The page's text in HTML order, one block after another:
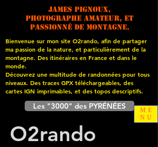
James PIGNOUX,
photographe amateur, et
passionné de montagne.
Bienvenue sur mon site O2rando, afin de partager
ma passion de la nature, et particulièrement de la
montagne. Des itinéraires en France et dans le
monde.
Découvrez une multitude de randonnées pour tous
niveaux. Des traces GPX téléchargeables, des
cartes IGN imprimables, et des topos descriptifs.
Les "3000" des PYRÉNÉES
O2rando
ME
NU